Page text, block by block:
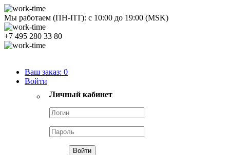
Мы работаем (ПН-ПТ): с 10:00 до 19:00 (MSK)
+7 495 280 33 80
Ваш заказ: 0
Войти
Личный кабинет